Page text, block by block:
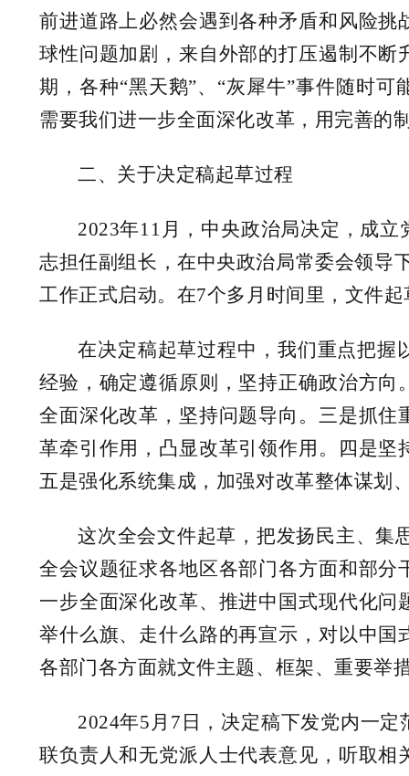
前进道路上必然会遇到各种矛盾和风险
球性问题加剧，来自外部的打压遏制不
期，各种“黑天鹅”、“灰犀牛”事件随时
需要我们进一步全面深化改革，用完善的
二、关于决定稿起草过程
2023年11月，中央政治局决定，成
志担任副组长，在中央政治局常委会领导
工作正式启动。在7个多月时间里，文件
在决定稿起草过程中，我们重点把握
经验，确定遵循原则，坚持正确政治方
全面深化改革，坚持问题导向。三是抓
革牵引作用，凸显改革引领作用。四是
五是强化系统集成，加强对改革整体谋划
这次全会文件起草，把发扬民主、集
全会议题征求各地区各部门各方面和部
一步全面深化改革、推进中国式现代化
举什么旗、走什么路的再宣示，对以中
各部门各方面就文件主题、框架、重要举
2024年5月7日，决定稿下发党内一
联负责人和无党派人士代表意见，听取